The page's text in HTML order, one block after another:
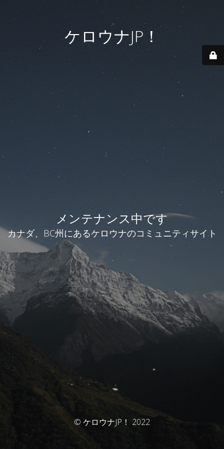
ケロウナJP！
メンテナンス中です
カナダ、BC州にあるケロウナのコミュニティサイト
© ケロウナJP！ 2022